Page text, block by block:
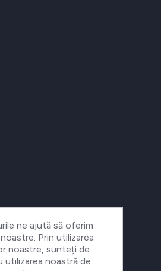
ne ajută să oferim
Prin utilizarea
noastre, sunteți de
utilizarea noastră de